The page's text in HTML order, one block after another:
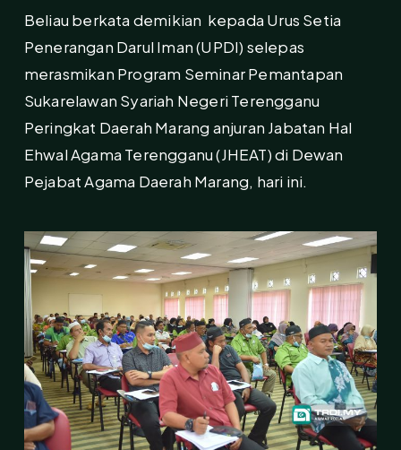
Beliau berkata demikian kepada Urus Setia
Penerangan Darul Iman (UPDI) selepas
merasmikan Program Seminar Pemantapan
Sukarelawan Syariah Negeri Terengganu
Peringkat Daerah Marang anjuran Jabatan Hal
Ehwal Agama Terengganu (JHEAT) di Dewan
Pejabat Agama Daerah Marang, hari ini.